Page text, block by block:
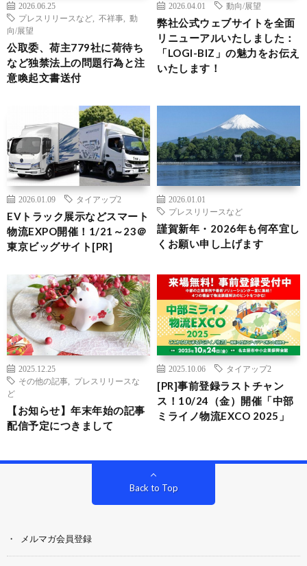
2026.06.25
プレスリリースなど
不祥事
動
向/展望
公取委、荷主779社に荷待ち
など独禁法上の問題行為と注
意喚起文書送付
2026.04.01 動向/展望
弊社公式ウェブサイトを全面
リニューアルいたしました：
「LOGI-BIZ」の魅力をお伝え
いたします！
2026.01.09 タイアップ2
EVトラック展示などスマート
物流EXPO開催！1/21～23＠
東京ビッグサイト[PR]
2026.01.01
プレスリリースなど
謹賀新年・2026年も何卒宜し
くお願い申し上げます
2025.12.25
その他の記事
プレスリリースな
ど
【お知らせ】年末年始の記事
配信予定につきまして
2025.10.06 タイアップ2
[PR]事前登録ラストチャン
ス！10/24（金）開催「中部
ミライノ物流EXCO 2025」
Back to Top
メルマガ会員登録